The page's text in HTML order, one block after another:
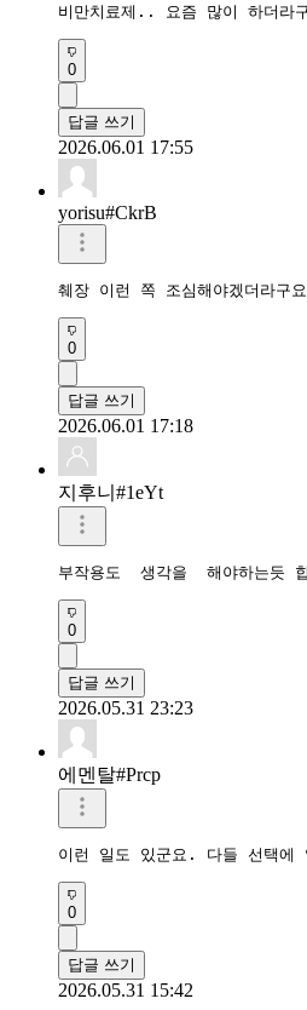
비만치료제.. 요즘 많이 하더
0
답글 쓰기
2026.06.01 17:55
yorisu#CkrB
췌장 이런 쪽 조심해야겠더라구
0
답글 쓰기
2026.06.01 17:18
지후니#1eYt
부작용도  생각을  해야하는듯
0
답글 쓰기
2026.05.31 23:23
에멘탈#Prcp
이런 일도 있군요. 다들 선택에
0
답글 쓰기
2026.05.31 15:42